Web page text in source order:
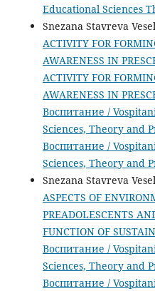
Educational Sciences
Snezana Stavreva
ACTIVITY FOR
AWARENESS IN
ACTIVITY FOR
AWARENESS IN
Воспитание /
Sciences, Theory and
Воспитание /
Sciences, Theory and
Snezana Stavreva
ASPECTS OF
PREADOLESCENTS
FUNCTION OF
Воспитание /
Sciences, Theory and
Воспитание /